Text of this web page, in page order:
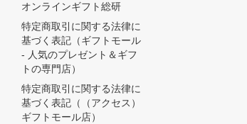
オンラインギフト総研
特定商取引に関する法律に
基づく表記（ギフトモール
- 人気のプレゼント＆ギフ
トの専門店）
特定商取引に関する法律に
基づく表記（（アクセス）
ギフトモール店）